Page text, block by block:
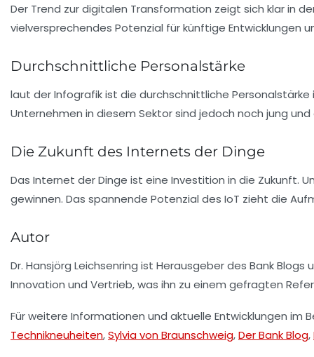
Der Trend zur digitalen Transformation zeigt sich klar in
vielversprechendes Potenzial für künftige Entwicklungen
Durchschnittliche Personalstärke
laut der Infografik ist die durchschnittliche
Unternehmen in diesem Sektor sind jedoch noch jung
Die Zukunft des Internets der Dinge
Das Internet der Dinge ist eine Investition in die Zukunft.
gewinnen. Das spannende Potenzial des IoT zieht die
Autor
Dr. Hansjörg Leichsenring ist Herausgeber des Bank
Innovation und Vertrieb, was ihn zu einem gefragten
Für weitere Informationen und aktuelle Entwicklungen im
Technikneuheiten,Sylvia von Braunschweig,Der Bank Blog,